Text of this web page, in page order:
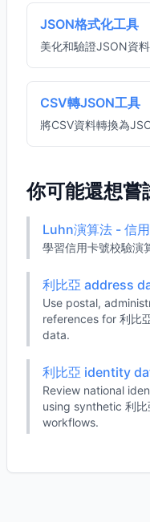
JSON格式化工具
美化和驗證JSON資
CSV轉JSON工具
將CSV資料轉換為
你可能還想嘗
Luhn演算法 - 信
學習信用卡號校驗演
利比亞 address
Use postal,
references for 利比
data.
利比亞 identity
Review national
using synthetic 利
workflows.